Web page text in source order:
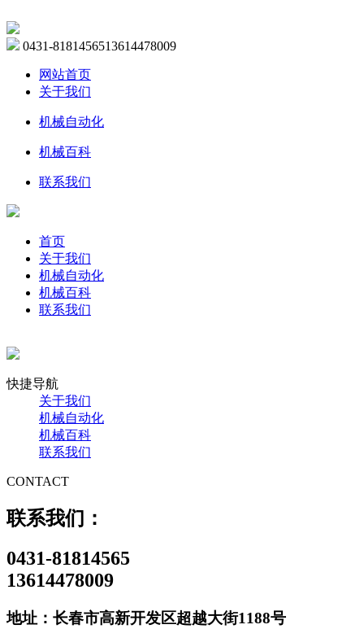
0431-8181456513614478009
网站首页
关于我们
机械自动化
机械百科
联系我们
首页
关于我们
机械自动化
机械百科
联系我们
快捷导航
关于我们
机械自动化
机械百科
联系我们
CONTACT
联系我们：
0431-81814565
13614478009
地址：长春市高新开发区超越大街1188号